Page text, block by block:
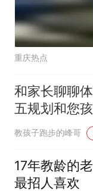
重庆热点
和家长聊聊
五规划和您
（二）
教孩子跑步的峰哥
17年教龄的
最招人喜欢